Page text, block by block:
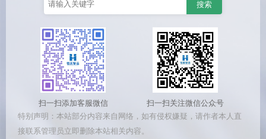
扫一扫添加客服微信
扫一扫关注微信公众号
特别声明：本站部分内容来自网络，如有侵权嫌疑，请作者本人直
接联系管理员立即删除本站相关内容。